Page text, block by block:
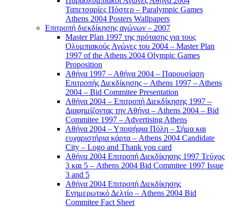
Ταπετσαρίες Πόστερ – Paralympic Games
Athens 2004 Posters Wallpapers
Επιτροπή διεκδίκησης αγώνων – 2007
Master Plan 1997 της πρότασης για τους
Ολυμπιακούς Αγώνες του 2004 – Master Plan
1997 of the Athens 2004 Olympic Games
Proposition
Αθήνα 1997 – Αθήνα 2004 – Παρουσίαση
Επιτροπής Διεκδίκησης – Athens 1997 – Athens
2004 – Bid Commitee Presentation
Αθήνα 2004 – Επιτροπή Διεκδίκησης 1997 –
Διαφημίζοντας την Αθήνα – Athens 2004 – Bid
Commitee 1997 – Advertising Athens
Αθήνα 2004 – Υποψήφια Πόλη – Σήμα και
ευχαριστήρια κάρτα – Athens 2004 Candidate
City – Logo and Thank you card
Αθήνα 2004 Επιτροπή Διεκδίκησης 1997 Τεύχος
3 και 5 – Athens 2004 Bid Commitee 1997 Issue
3 and 5
Αθήνα 2004 Επιτροπή Διεκδίκησης
Ενημερωτικό Δελτίο – Athens 2004 Bid
Commitee Fact Sheet